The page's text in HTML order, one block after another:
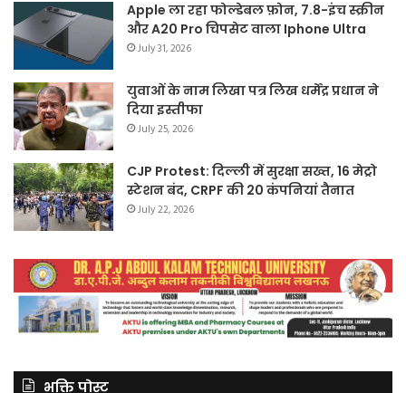
Apple ला रहा फोल्डेबल फ़ोन, 7.8-इंच स्क्रीन
और A20 Pro चिपसेट वाला Iphone Ultra
July 31, 2026
युवाओं के नाम लिखा पत्र लिख धर्मेंद्र प्रधान ने
दिया इस्तीफा
July 25, 2026
CJP Protest: दिल्ली में सुरक्षा सख्त, 16 मेट्रो
स्टेशन बंद, CRPF की 20 कंपनियां तैनात
July 22, 2026
भक्ति पोस्ट